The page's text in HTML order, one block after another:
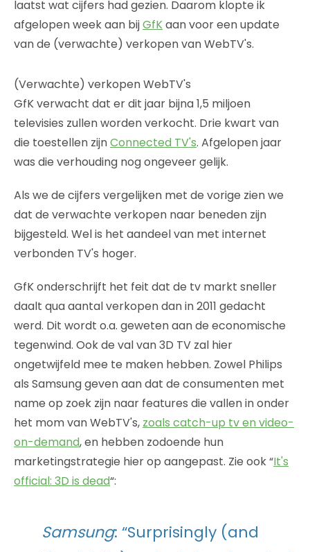
laatst wat cijfers had gezien. Daarom klopte ik
afgelopen week aan bijGfKaan voor een update
van de (verwachte) verkopen van WebTV's.
(Verwachte) verkopen WebTV's
GfK verwacht dat er dit jaar bijna 1,5 miljoen
televisies zullen worden verkocht. Drie kwart van
die toestellen zijnConnected TV's. Afgelopen jaar
was die verhouding nog ongeveer gelijk.
Als we de cijfers vergelijken met de vorige zien we
dat de verwachte verkopen naar beneden zijn
bijgesteld. Wel is het aandeel van met internet
verbonden TV's hoger.
GfK onderschrijft het feit dat de tv markt sneller
daalt qua aantal verkopen dan in 2011 gedacht
werd. Dit wordt o.a. geweten aan de economische
tegenwind. Ook de val van 3D TV zal hier
ongetwijfeld mee te maken hebben. Zowel Philips
als Samsung geven aan dat de consumenten met
name op zoek zijn naar features die vallen in onder
het mom van WebTV's, zoals catch-up tv en video-
on-demand, en hebben zodoende hun
marketingstrategie hier op aangepast. Zie ook “It's
official: 3D is dead“:
Samsung: “Surprisingly (and